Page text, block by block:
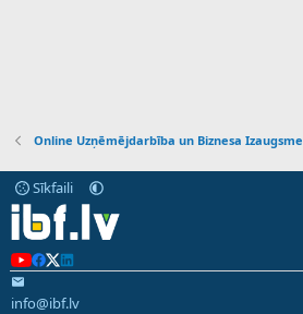
Online Uzņēmējdarbība un Biznesa Izaugsme
Sīkfaili
info@ibf.lv